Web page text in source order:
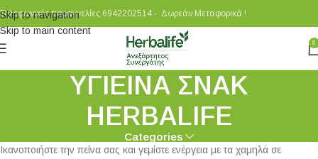
Skip to navigation
Skip to main content
Τηλεφωνικές παραγγελίες 6942202514 - Δωρεάν Μεταφορικά !
0
ΥΓΙΕΙΝΑ ΣΝΑΚ
HERBALIFE
Categories
Ικανοποιήστε την πείνα σας και γεμίστε ενέργεια με τα χαμηλά σε